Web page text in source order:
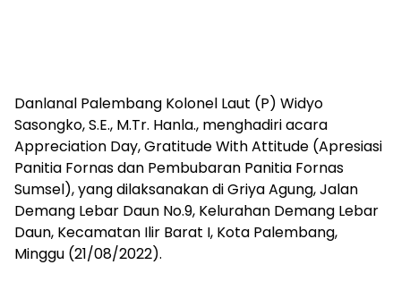
Danlanal Palembang Kolonel Laut (P) Widyo
Sasongko, S.E., M.Tr. Hanla., menghadiri acara
Appreciation Day, Gratitude With Attitude (Apresiasi
Panitia Fornas dan Pembubaran Panitia Fornas
Sumsel), yang dilaksanakan di Griya Agung, Jalan
Demang Lebar Daun No.9, Kelurahan Demang Lebar
Daun, Kecamatan Ilir Barat I, Kota Palembang,
Minggu (21/08/2022).